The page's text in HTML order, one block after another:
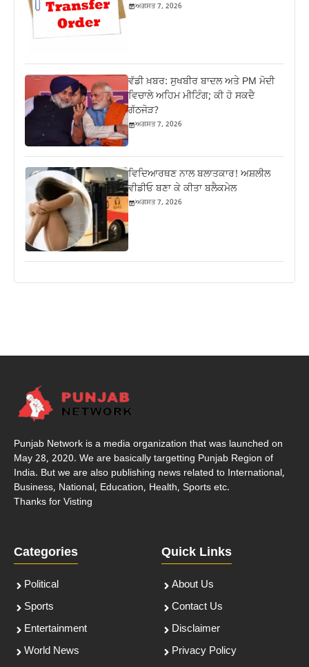
ਅਗਸਤ 7, 2026
ਵੱਡੀ ਖ਼ਬਰ: ਸੁਖਬੀਰ ਬਾਦਲ ਅਤੇ PM ਮੋਦੀ
ਵਿਚਾਲੇ ਅਹਿਮ ਮੀਟਿੰਗ; ਕੀ ਹੋ ਸਕਦੈ
ਗੱਠਜੋੜ?
ਅਗਸਤ 7, 2026
ਵਿਦਿਆਰਥਣ ਨਾਲ ਬਲਾਤਕਾਰ! ਅਸ਼ਲੀਲ
ਵੀਡੀਓ ਬਣਾ ਕੇ ਕੀਤਾ ਬਲੈਕਮੇਲ
ਅਗਸਤ 7, 2026
Punjab Network is a media organization that was launched on
May 28, 2020. We are basically targetting Punjab Region of
India. But we are also publishing news related to International,
Business, National, Education, Health, Sports etc.
Thanks for Visting
Categories
Political
Sports
Entertainment
World News
Quick Links
About Us
Contact Us
Disclaimer
Privacy Policy